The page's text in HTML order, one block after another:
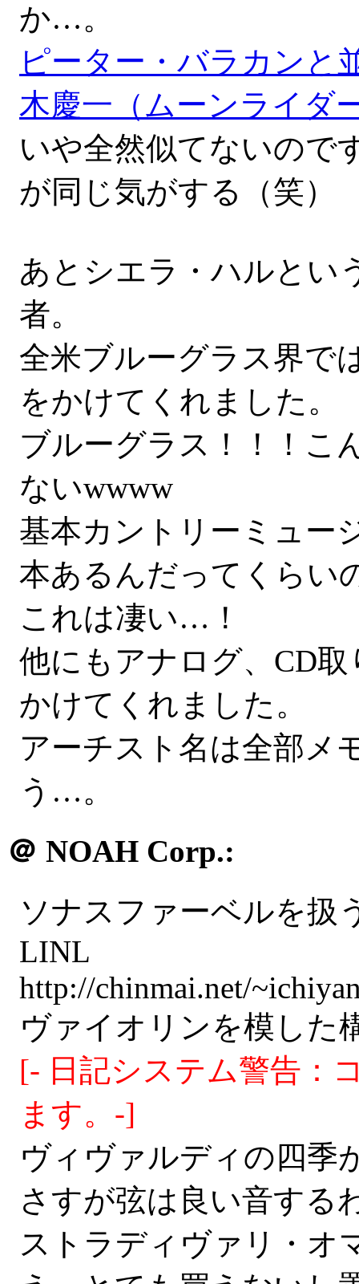
か…。
ピーター・バラカンと
木慶一（ムーンライダ
いや全然似てないので
が同じ気がする（笑）
あとシエラ・ハルとい
者。
全米ブルーグラス界で
をかけてくれました。
ブルーグラス！！！こ
ないwwww
基本カントリーミュー
本あるんだってくらい
これは凄い…！
他にもアナログ、CD
かけてくれました。
アーチスト名は全部メ
う…。
＠ NOAH Corp.:
ソナスファーベルを扱
LINL
http://chinmai.net/
ヴァイオリンを模した
[- 日記システム警告：
ます。-]
ヴィヴァルディの四季
さすが弦は良い音する
ストラディヴァリ・オ